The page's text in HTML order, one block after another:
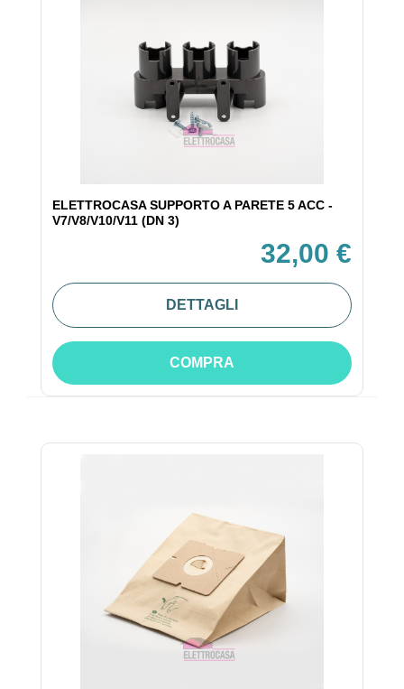
ELETTROCASA SUPPORTO A PARETE 5 ACC -
V7/V8/V10/V11 (DN 3)
32,00 €
DETTAGLI
COMPRA